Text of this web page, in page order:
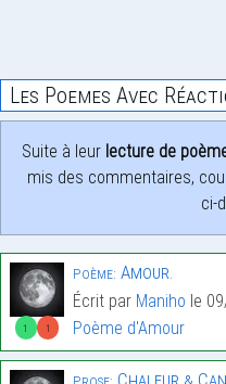
Les Poemes Avec
Suite à leur lecture de
mis des commentaires,
ci-
1 1
Poème: Amour.
Écrit par Maniho le
Poème d'Amour